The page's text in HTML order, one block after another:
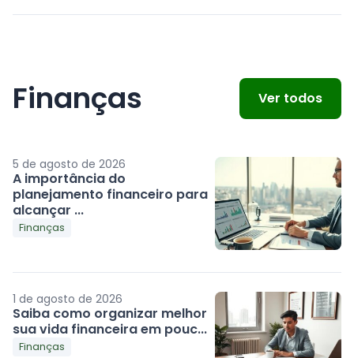
Finanças Ver todos
5 de agosto de 2026
A importância do
planejamento financeiro para
alcançar ...
Finanças
1 de agosto de 2026
Saiba como organizar melhor
sua vida financeira em pouc...
Finanças